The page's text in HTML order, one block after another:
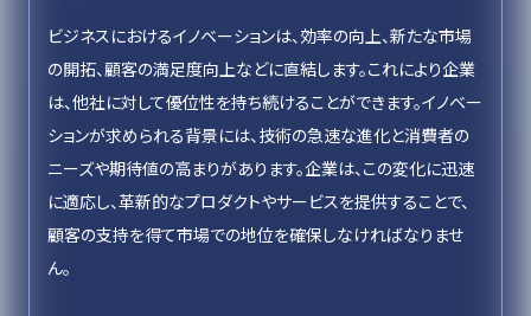
ビジネスにおけるイノベーションは、効率の向上、新たな市場
の開拓、顧客の満足度向上などに直結します。これにより企業
は、他社に対して優位性を持ち続けることができます。イノベー
ションが求められる背景には、技術の急速な進化と消費者の
ニーズや期待値の高まりがあります。企業は、この変化に迅速
に適応し、革新的なプロダクトやサービスを提供することで、
顧客の支持を得て市場での地位を確保しなければなりませ
ん。